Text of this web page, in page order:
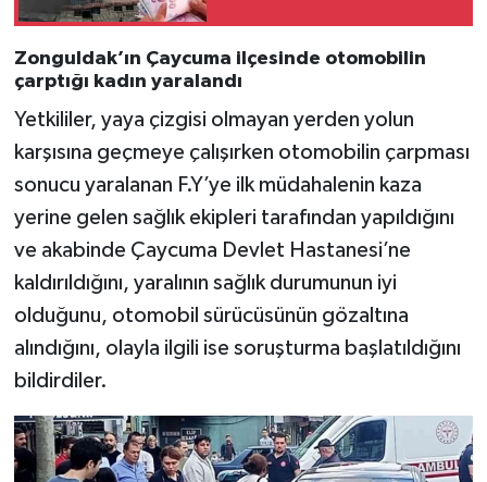
Zonguldak’ın Çaycuma ilçesinde otomobilin
çarptığı kadın yaralandı
Yetkililer, yaya çizgisi olmayan yerden yolun
karşısına geçmeye çalışırken otomobilin çarpması
sonucu yaralanan F.Y’ye ilk müdahalenin kaza
yerine gelen sağlık ekipleri tarafından yapıldığını
ve akabinde Çaycuma Devlet Hastanesi’ne
kaldırıldığını, yaralının sağlık durumunun iyi
olduğunu, otomobil sürücüsünün gözaltına
alındığını, olayla ilgili ise soruşturma başlatıldığını
bildirdiler.